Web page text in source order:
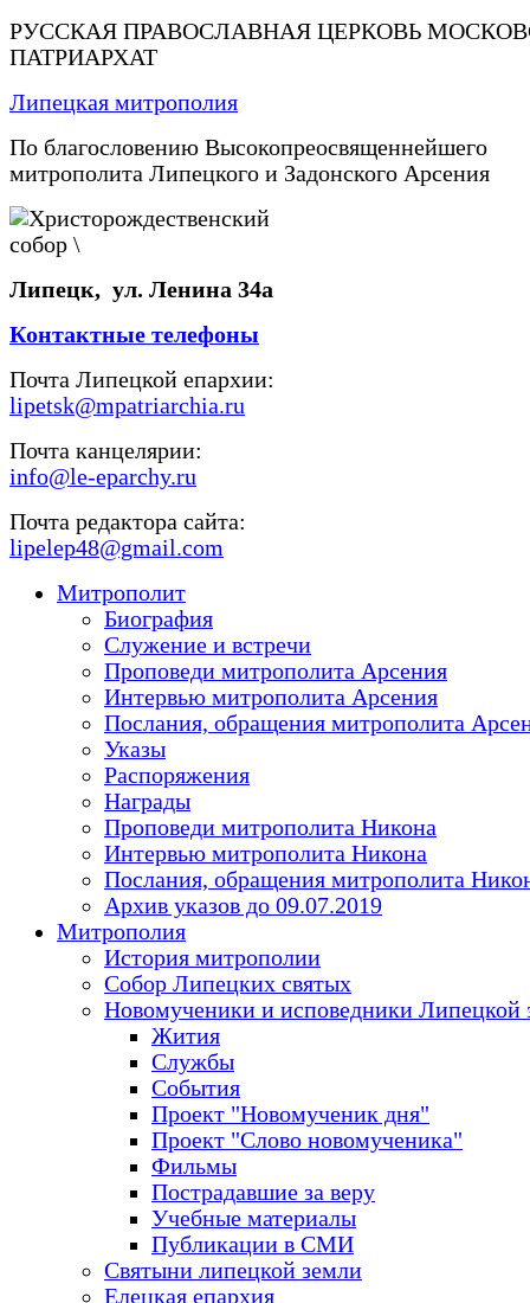
РУССКАЯ ПРАВОСЛАВНАЯ ЦЕРКОВЬ
ПАТРИАРХАТ
Липецкая митрополия
По благословению Высокопреосвященнейшего
митрополита Липецкого и Задонского Арсения
Липецк, ул. Ленина 34а
Контактные телефоны
Почта Липецкой епархии:
lipetsk@mpatriarchia.ru
Почта канцелярии:
info@le-eparchy.ru
Почта редактора сайта:
lipelep48@gmail.com
Митрополит
Биография
Служение и встречи
Проповеди митрополита Арсения
Интервью митрополита Арсения
Послания, обращения митрополита
Указы
Распоряжения
Награды
Проповеди митрополита Никона
Интервью митрополита Никона
Послания, обращения митрополита
Архив указов до 09.07.2019
Митрополия
История митрополии
Собор Липецких святых
Новомученики и исповедники Липецкой
Жития
Службы
События
Проект "Новомученик дня"
Проект "Слово новомученика"
Фильмы
Пострадавшие за веру
Учебные материалы
Публикации в СМИ
Святыни липецкой земли
Елецкая епархия